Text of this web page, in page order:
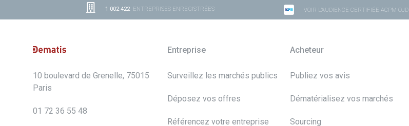
1 002 422ENTREPRISES ENREGISTRÉES VOIR L'AUDIENCE CERTIFIÉE ACPM-OJD
10 boulevard de Grenelle, 75015
Paris
01 72 36 55 48
Entreprise
Surveillez les marchés publics
Déposez vos offres
Référencez votre entreprise
Acheteur
Publiez vos avis
Dématérialisez vos marchés
Sourcing